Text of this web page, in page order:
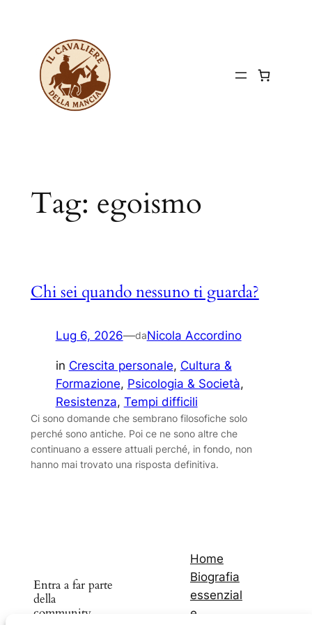
contenuto
Tag: egoismo
Chi sei quando nessuno ti guarda?
Lug 6, 2026—daNicola Accordino
in Crescita personale, Cultura &
Formazione, Psicologia & Società
Resistenza, Tempi difficili
Ci sono domande che sembrano filosofiche solo
perché sono antiche. Poi ce ne sono altre che
continuano a essere attuali perché, in fondo, non
hanno mai trovato una risposta definitiva.
Entra a far parte
della
community
Home
Biografia
essenzial
e